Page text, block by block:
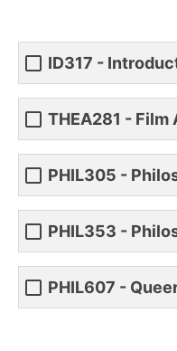
ID317 -
THEA281 - Film
PHIL305 -
PHIL353 -
PHIL607 -